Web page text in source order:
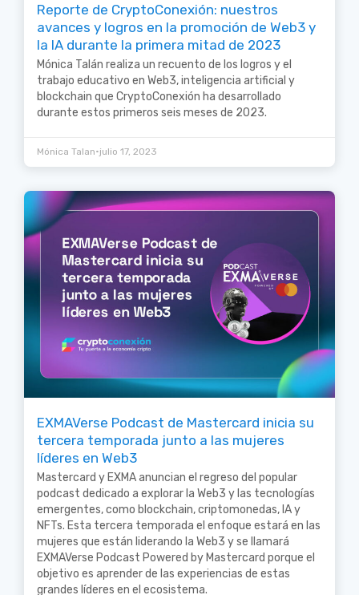
Reporte de CryptoConexión: nuestros
avances y logros en la promoción de Web3 y
la IA durante la primera mitad de 2023
Mónica Talán realiza un recuento de los logros y el
trabajo educativo en Web3, inteligencia artificial y
blockchain que CryptoConexión ha desarrollado
durante estos primeros seis meses de 2023.
Mónica Talan•julio 17, 2023
EXMAVerse Podcast de Mastercard inicia su
tercera temporada junto a las mujeres
líderes en Web3
Mastercard y EXMA anuncian el regreso del popular
podcast dedicado a explorar la Web3 y las tecnologías
emergentes, como blockchain, criptomonedas, IA y
NFTs. Esta tercera temporada el enfoque estará en las
mujeres que están liderando la Web3 y se llamará
EXMAVerse Podcast Powered by Mastercard porque el
objetivo es aprender de las experiencias de estas
grandes líderes en el ecosistema.